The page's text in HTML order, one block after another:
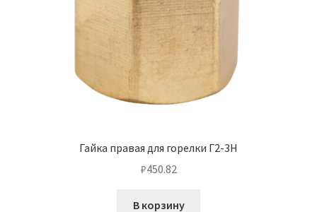
Гайка правая для горелки Г2-3Н
₽450.82
В корзину